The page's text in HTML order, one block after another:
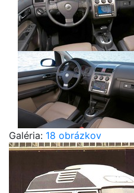
Galéria: 18 obrázkov